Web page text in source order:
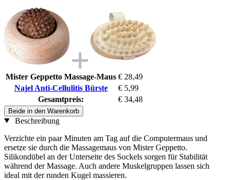
Mister Geppetto Massage-Maus € 28,49
Najel Anti-Cellulitis Bürste
€ 5,99
Gesamtpreis:
€ 34,48
Beide in den Warenkorb
Beschreibung
Verzichte ein paar Minuten am Tag auf die Computermaus und
ersetze sie durch die Massagemaus von Mister Geppetto.
Silikondübel an der Unterseite des Sockels sorgen für Stabilität
während der Massage. Auch andere Muskelgruppen lassen sich
ideal mit der runden Kugel massieren.